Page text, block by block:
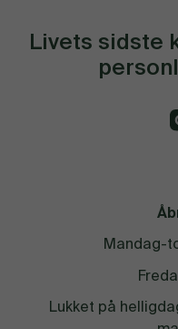
Livets sidste
Mandag-
Lukket på